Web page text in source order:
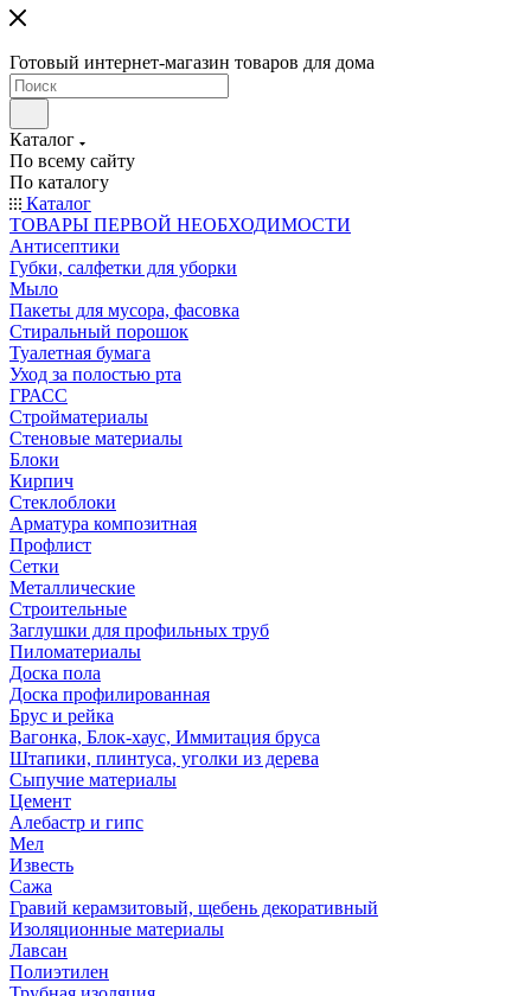
Готовый интернет-магазин товаров для дома
Каталог
По всему сайту
По каталогу
Каталог
ТОВАРЫ ПЕРВОЙ НЕОБХОДИМОСТИ
Антисептики
Губки, салфетки для уборки
Мыло
Пакеты для мусора, фасовка
Стиральный порошок
Туалетная бумага
Уход за полостью рта
ГРАСС
Стройматериалы
Стеновые материалы
Блоки
Кирпич
Стеклоблоки
Арматура композитная
Профлист
Сетки
Металлические
Строительные
Заглушки для профильных труб
Пиломатериалы
Доска пола
Доска профилированная
Брус и рейка
Вагонка, Блок-хаус, Иммитация бруса
Штапики, плинтуса, уголки из дерева
Сыпучие материалы
Цемент
Алебастр и гипс
Мел
Известь
Сажа
Гравий керамзитовый, щебень декоративный
Изоляционные материалы
Лавсан
Полиэтилен